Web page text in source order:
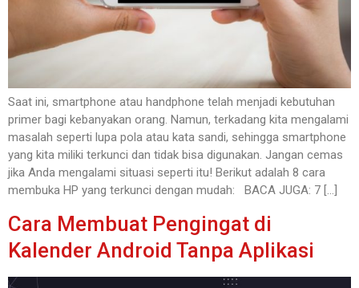
Saat ini, smartphone atau handphone telah menjadi kebutuhan
primer bagi kebanyakan orang. Namun, terkadang kita mengalami
masalah seperti lupa pola atau kata sandi, sehingga smartphone
yang kita miliki terkunci dan tidak bisa digunakan. Jangan cemas
jika Anda mengalami situasi seperti itu! Berikut adalah 8 cara
membuka HP yang terkunci dengan mudah: BACA JUGA: 7 […]
Cara Membuat Pengingat di
Kalender Android Tanpa Aplikasi